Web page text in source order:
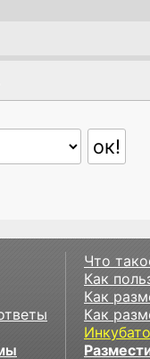
Что
Как
Как
Как